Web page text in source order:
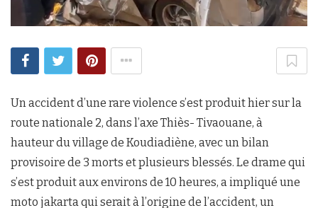
Un accident d’une rare violence s’est produit hier sur la
route nationale 2, dans l’axe Thiès- Tivaouane, à
hauteur du village de Koudiadiène, avec un bilan
provisoire de 3 morts et plusieurs blessés. Le drame qui
s’est produit aux environs de 10 heures, a impliqué une
moto jakarta qui serait à l’origine de l’accident, un